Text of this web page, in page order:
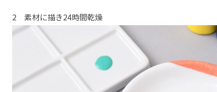
2 素材に描き24時間乾燥